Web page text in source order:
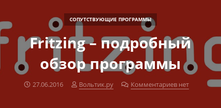
Fritzing – подробный
обзор программы
27.06.2016 Вольтик.ру
СОПУТСТВУЮЩИЕ ПРОГРАММЫ
Комментариев нет